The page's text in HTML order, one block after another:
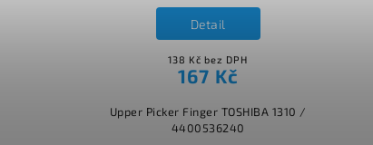
138 Kč bez DPH
167 Kč
Detail
Upper Picker Finger TOSHIBA 1310 /
4400536240